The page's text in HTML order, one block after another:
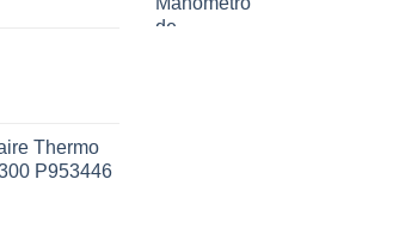
Thermo
P953446